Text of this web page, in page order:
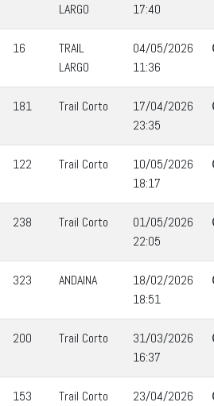
LARGO
17:40
16
TRAIL
LARGO
04/05/2026
11:36
181 Trail Corto
17/04/2026
23:35
122 Trail Corto
10/05/2026
18:17
238 Trail Corto
01/05/2026
22:05
323 ANDAINA
18/02/2026
18:51
200 Trail Corto
31/03/2026
16:37
153 Trail Corto
23/04/2026